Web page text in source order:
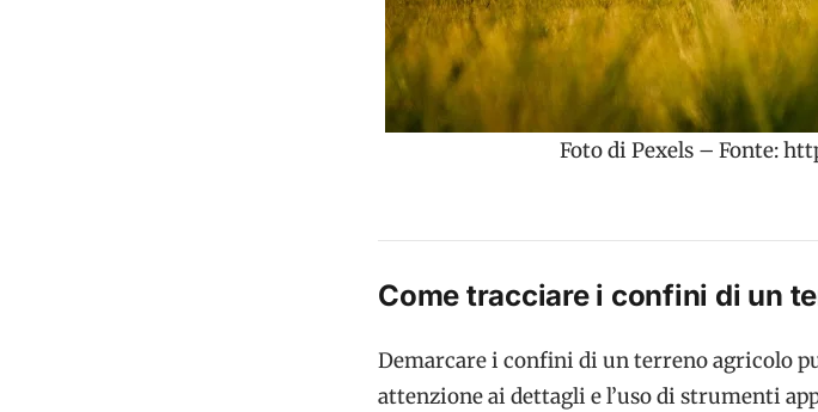
Foto di Pexels – Fonte:
Come tracciare i confini di un
Demarcare i confini di un terreno agricolo
attenzione ai dettagli e l’uso di strumenti